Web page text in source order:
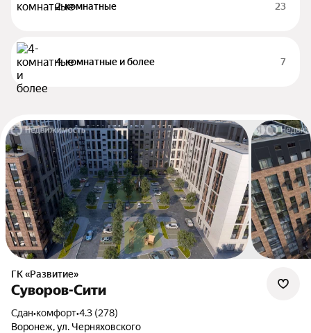
2-комнатные 23
4-комнатные и более 7
ГК «Развитие»
Суворов-Сити
Сдан•комфорт•4.3 (278)
Воронеж, ул. Черняховского